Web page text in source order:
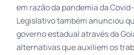
em razão da pandemia da
Legislativo também anunciou
governo estadual através da
alternativas que auxiliem os